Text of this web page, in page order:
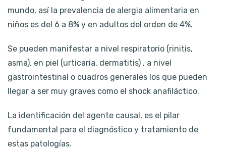
mundo, así la prevalencia de alergia alimentaria en
niños es del 6 a 8% y en adultos del orden de 4%.
Se pueden manifestar a nivel respiratorio (rinitis,
asma), en piel (urticaria, dermatitis) , a nivel
gastrointestinal o cuadros generales los que pueden
llegar a ser muy graves como el shock anafiláctico.
La identificación del agente causal, es el pilar
fundamental para el diagnóstico y tratamiento de
estas patologías.